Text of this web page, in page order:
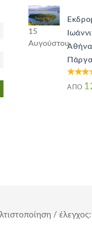
15
Αυγούστου
ΑΠΌ
/